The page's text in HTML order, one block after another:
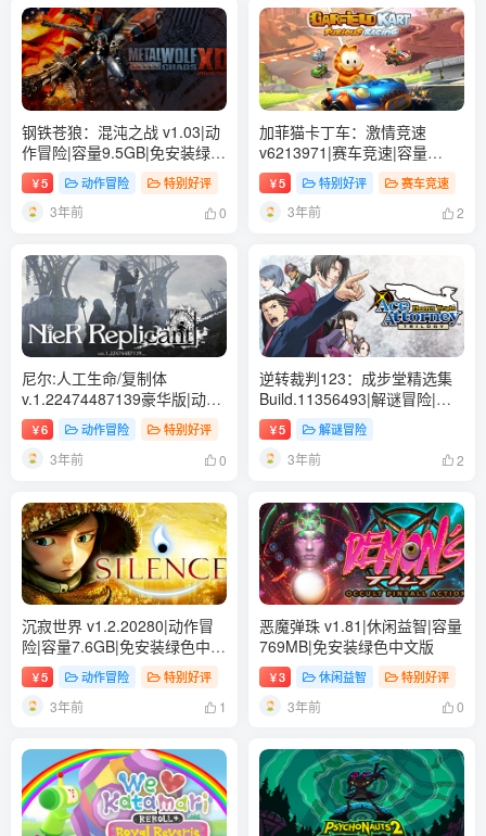
钢铁苍狼：混沌之战 v1.03|动
作冒险|容量9.5GB|免安装绿色
中文版
￥5 动作冒险 特别好评
3年前 0
加菲猫卡丁车：激情竞速
v6213971|赛车竞速|容量
1.8GB|免安装绿色中文版
￥5 特别好评 赛车竞速
3年前 2
尼尔:人工生命/复制体
v.1.22474487139豪华版|动作
冒险|容量25.1GB|免安装绿色
中文版
￥6 动作冒险 特别好评
3年前 0
逆转裁判123：成步堂精选集
Build.11356493|解谜冒险|容
量2.2GB|免安装绿色中文版
￥5 解谜冒险
3年前 2
沉寂世界 v1.2.20280|动作冒
险|容量7.6GB|免安装绿色中文
版
￥5 动作冒险 特别好评
3年前 1
恶魔弹珠 v1.81|休闲益智|容量
769MB|免安装绿色中文版
￥3 休闲益智 特别好评
3年前 0